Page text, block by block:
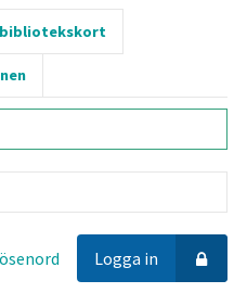
bibliotekskort
Logga in